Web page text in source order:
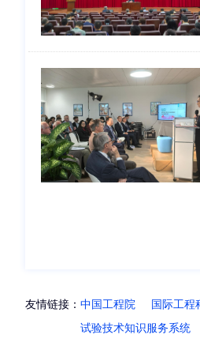
友情链接： 中国工程院 国际工程
试验技术知识服务系统